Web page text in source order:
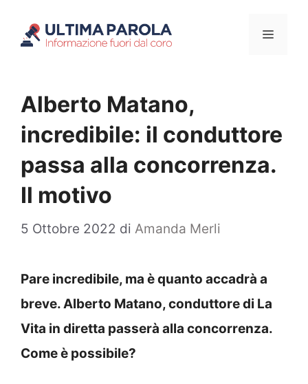
Menu
Alberto Matano,
incredibile: il conduttore
passa alla concorrenza.
Il motivo
5 Ottobre 2022 di Amanda Merli
Pare incredibile, ma è quanto accadrà a
breve. Alberto Matano, conduttore di La
Vita in diretta passerà alla concorrenza.
Come è possibile?